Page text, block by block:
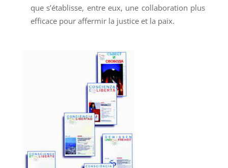
que s’établisse, entre eux, une collaboration plus
efficace pour affermir la justice et la paix.